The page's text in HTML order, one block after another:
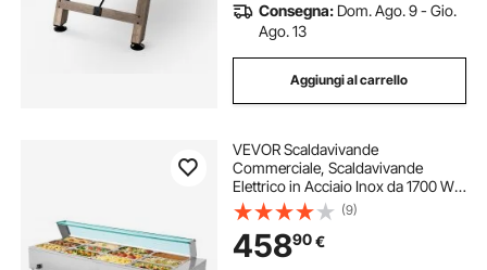
Consegna: Dom. Ago. 9 - Gio.
Ago. 13
Aggiungi al carrello
VEVOR Scaldavivande
Commerciale, Scaldavivande
Elettrico in Acciaio Inox da 1700 W
con Coperchio in Vetro,
Bagnomaria da Banco a 12 Teglie,
con Mestoli per Zuppa e Forati, per
Ristoranti
(9)
45890€